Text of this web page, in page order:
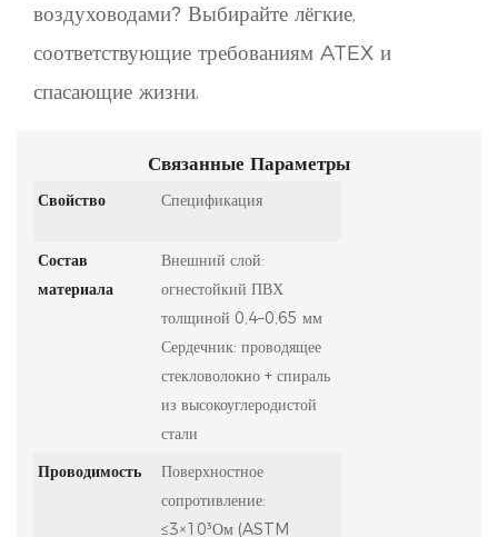
воздуховодами? Выбирайте лёгкие,
соответствующие требованиям ATEX и
спасающие жизни.
Связанные Параметры
Свойство Спецификация
Состав
материала
Внешний слой:
огнестойкий ПВХ
толщиной 0,4–0,65 мм
Сердечник: проводящее
стекловолокно + спираль
из высокоуглеродистой
стали
Проводимость
Поверхностное
сопротивление:
≤3×10³Ом (ASTM